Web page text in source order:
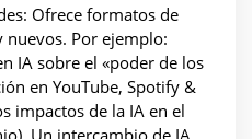
Ofrece formatos de
Por ejemplo:
IA sobre el «poder de los
en YouTube, Spotify &
impactos de la IA en el